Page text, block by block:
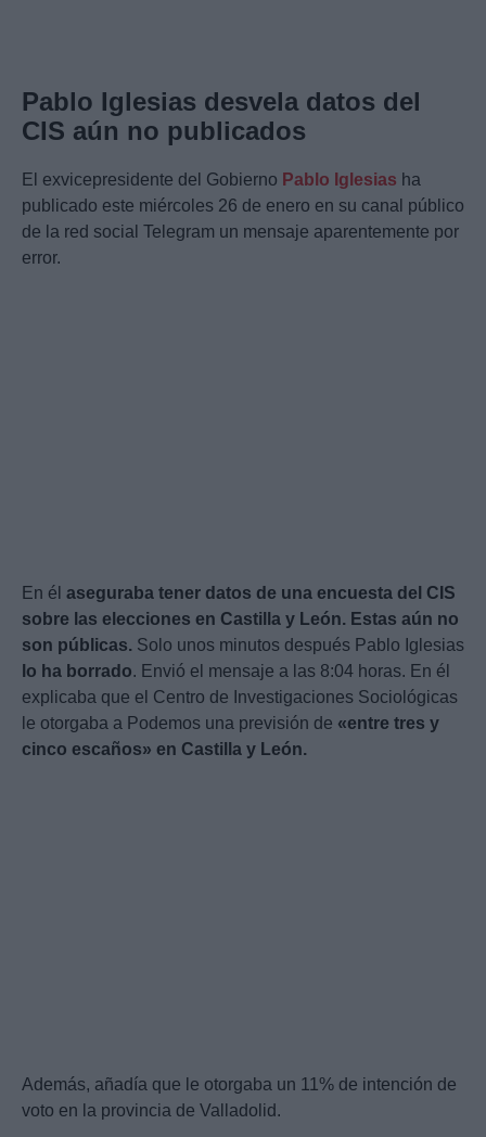
Pablo Iglesias desvela datos del
CIS aún no publicados
El exvicepresidente del Gobierno Pablo Iglesias ha
publicado este miércoles 26 de enero en su canal público
de la red social Telegram un mensaje aparentemente por
error.
En él aseguraba tener datos de una encuesta del CIS
sobre las elecciones en Castilla y León. Estas aún no
son públicas. Solo unos minutos después Pablo Iglesias
lo ha borrado. Envió el mensaje a las 8:04 horas. En él
explicaba que el Centro de Investigaciones Sociológicas
le otorgaba a Podemos una previsión de «entre tres y
cinco escaños» en Castilla y León.
Además, añadía que le otorgaba un 11% de intención de
voto en la provincia de Valladolid.